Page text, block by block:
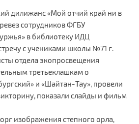
дилижанс «Мой отчий край ни в
сотрудников ФГБУ
в библиотеку ИДЦ
с учениками школы №71 г.
отдела экопросвещения
третьеклашкам о
и «Шайтан-Тау», провели
показали слайды и фильм
изображения степного орла,